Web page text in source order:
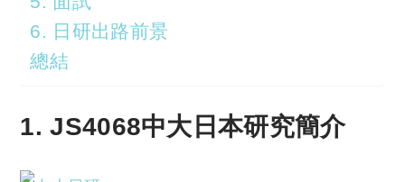
6. 日研出路前景
總結
1. JS4068中大日本研究簡介